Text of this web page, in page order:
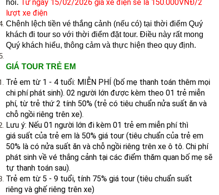
hồi.
Từ ngày 15/02/2026 giá xe điện sẽ là 150.000VNĐ/2
lượt xe điện
Chênh lệch tiền vé thắng cảnh (nếu có) tại thời điểm Quý
khách đi tour so với thời điểm đặt tour. Điều này rất mong
Quý khách hiểu, thông cảm và thực hiện theo quy định.
GIÁ TOUR TRẺ EM
Trẻ em từ 1 - 4 tuổi: MIỄN PHÍ (bố mẹ thanh toán thêm mọi
chi phí phát sinh). 02 người lớn được kèm theo 01 trẻ miễn
phí, từ trẻ thứ 2 tính 50% (trẻ có tiêu chuẩn nửa suất ăn và
chỗ ngồi riêng trên xe).
Lưu ý: Nếu 01 người lớn đi kèm 01 trẻ em miễn phí thì
giá suất của trẻ em là 50% giá tour (tiêu chuẩn của trẻ em
50% là có nửa suất ăn và chỗ ngồi riêng trên xe ô tô. Chi phí
phát sinh về vé thắng cảnh tại các điểm thăm quan bố mẹ sẽ
tự thanh toán sau).
Trẻ em từ 5 - 9 tuổi, tính 75% giá tour (tiêu chuẩn suất
riêng và ghế riêng trên xe)